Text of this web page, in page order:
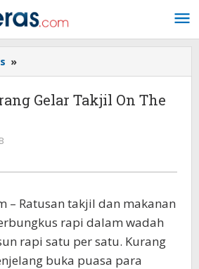
»
Kota
Serang
GelarGelar Takjil On The
– Ratusan takjil dan makanan
rapi dalam wadah
rapi satu per satu. Kurang
buka puasa para